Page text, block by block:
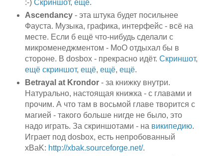
:-) Скриншот, ещё.
Ascendancy- эта штука будет посильнее
Фауста. Музыка, графика, интерфейс - всё на
месте. Если б ещё что-нибудь сделали с
микроменеджментом - MoO отдыхал бы в
стороне. В dosbox - прекрасно идёт. Скриншот,
ещё скриншот, ещё, ещё, ещё.
Betrayal at Krondor- за книжку внутри.
Натурально, настоящая книжка - с главами и
прочим. А что там в восьмой главе творится с
магией - такого больше нигде не было, это
надо играть. За скриншотами - на википедию.
Играет под dosbox, есть непробованный
xBaK: http://xbak.sourceforge.net/.